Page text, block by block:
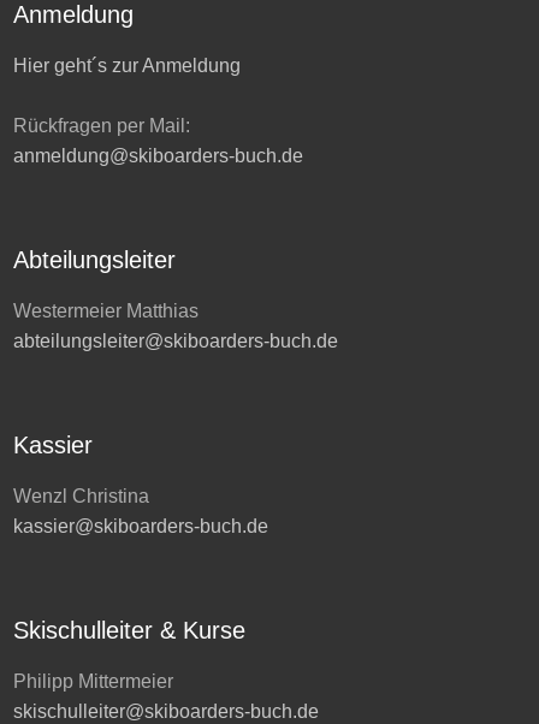
Anmeldung
Hier geht´s zur Anmeldung
Rückfragen per Mail:
anmeldung@skiboarders-buch.de
Abteilungsleiter
Westermeier Matthias
abteilungsleiter@skiboarders-buch.de
Kassier
Wenzl Christina
kassier@skiboarders-buch.de
Skischulleiter & Kurse
Philipp Mittermeier
skischulleiter@skiboarders-buch.de